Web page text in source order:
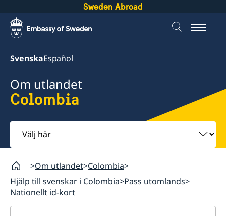
Sweden Abroad
SvenskaEspañol
Om utlandet
Colombia
Välj
här
Om utlandet Colombia
Hjälp till svenskar i Colombia Pass utomlands
Nationellt id-kort